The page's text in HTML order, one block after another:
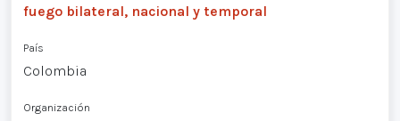
fuego bilateral, nacional y temporal
País
Colombia
Organización